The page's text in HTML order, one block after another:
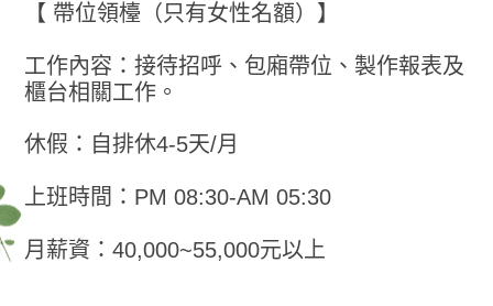
【 帶位領檯（只有女性名額）】
工作內容：接待招呼、包廂帶位、製作報表及
櫃台相關工作。
休假：自排休4-5天/月
上班時間：PM 08:30-AM 05:30
月薪資：40,000~55,000元以上